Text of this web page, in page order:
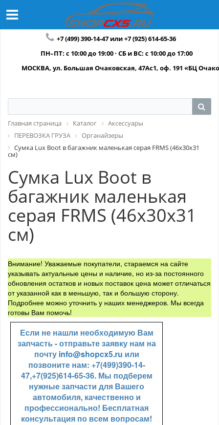
+7 (499) 390-14-47 или +7 (925) 614-65-36
ПН–ПТ: с 10:00 до 19:00 · СБ и ВС: с 10:00 до 17:00
МОСКВА, ул. Большая Очаковская, 47Ас1, оф. 191 «БЦ
Главная страница Каталог
Аксессуары
ПЕРЕВОЗКА ГРУЗА
Органайзеры
Сумка Lux Boot в багажник маленькая серая FRMS (46х30х31
см)
Сумка Lux Boot в
багажник маленькая
серая FRMS (46х30х31
см)
Внимание! Уважаемые покупатели, стараемся на сайте
указывать актуальные цены и наличие, но из-за постоянного
обновления остатков и новых поставок цена может отличаться
от указанной как в меньшую, так и большую сторону.
Подробнее можно уточнить у наших менеджеров. Мы всегда
готовы Вам помочь!
Если не нашли необходимую Вам
запчасть - отправьте заявку нам на
почту info@shopcx5.ru или
позвоните нам: +7(499)390-14-
47,+7(925)614-65-36. Мы подберем
нужные запчасти для Вашего
автомобиля, качественно и
профессионально! Бесплатная
консультация по всем вопросам!